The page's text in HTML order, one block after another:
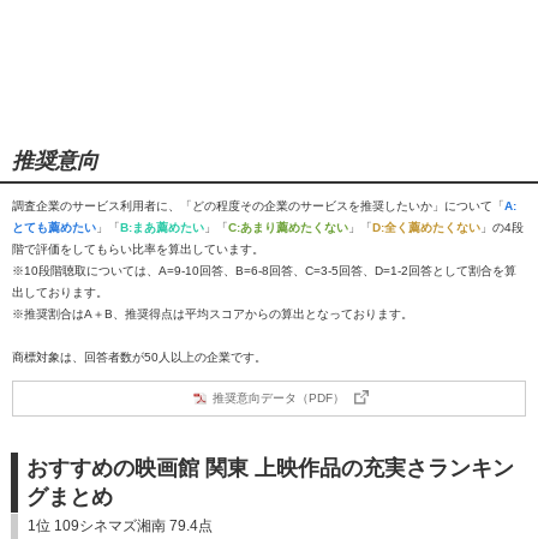
推奨意向
調査企業のサービス利用者に、「どの程度その企業のサービスを推奨したいか」について「A:
とても薦めたい 」「B:まあ薦めたい 」「C:あまり薦めたくない 」「D:全く薦めたくない 」の4段
階で評価をしてもらい比率を算出しています。
※10段階聴取については、A=9-10回答、B=6-8回答、C=3-5回答、D=1-2回答として割合を算
出しております。
※推奨割合はA＋B、推奨得点は平均スコアからの算出となっております。
商標対象は、回答者数が50人以上の企業です。
推奨意向データ（PDF）
おすすめの映画館 関東 上映作品の充実さランキン
グまとめ
1位 109シネマズ湘南 79.4点